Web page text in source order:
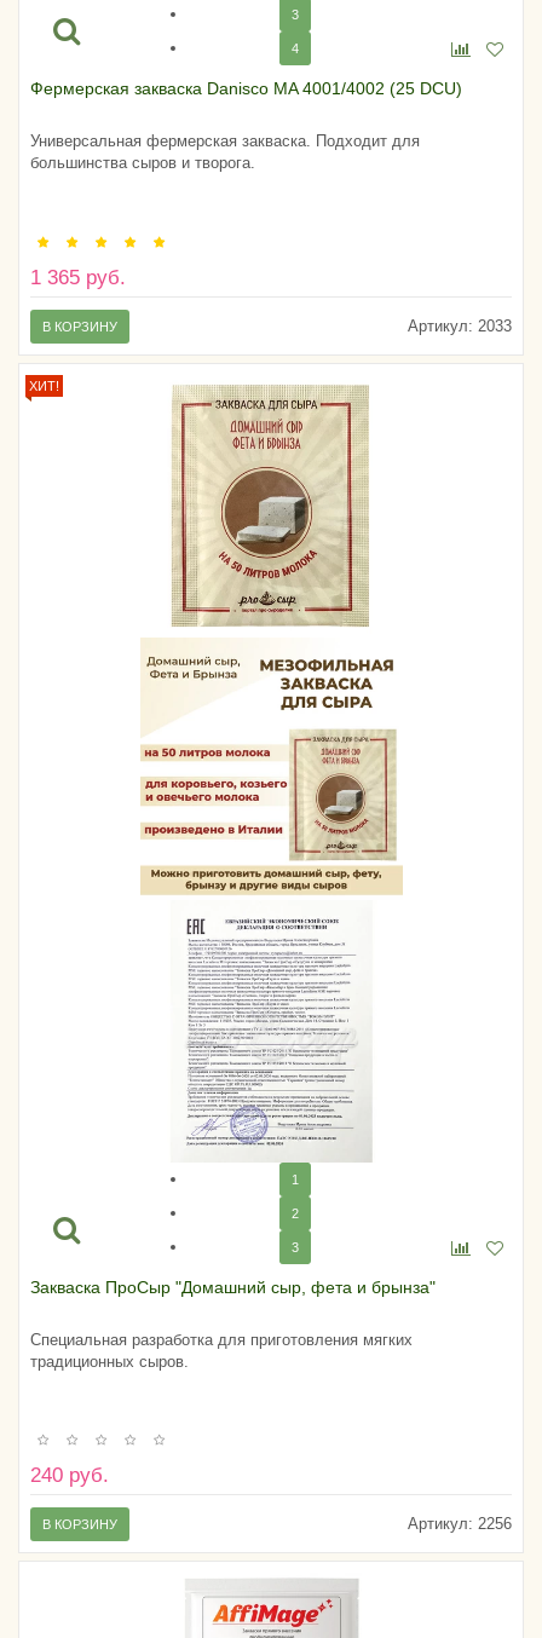
3
4
Фермерская закваска Danisco MA 4001/4002 (25 DCU)
Универсальная фермерская закваска. Подходит для
большинства сыров и творога.
1 365 руб.
Артикул: 2033
В КОРЗИНУ
ХИТ!
1
2
3
Закваска ПроСыр "Домашний сыр, фета и брынза"
Специальная разработка для приготовления мягких
традиционных сыров.
240 руб.
Артикул: 2256
В КОРЗИНУ